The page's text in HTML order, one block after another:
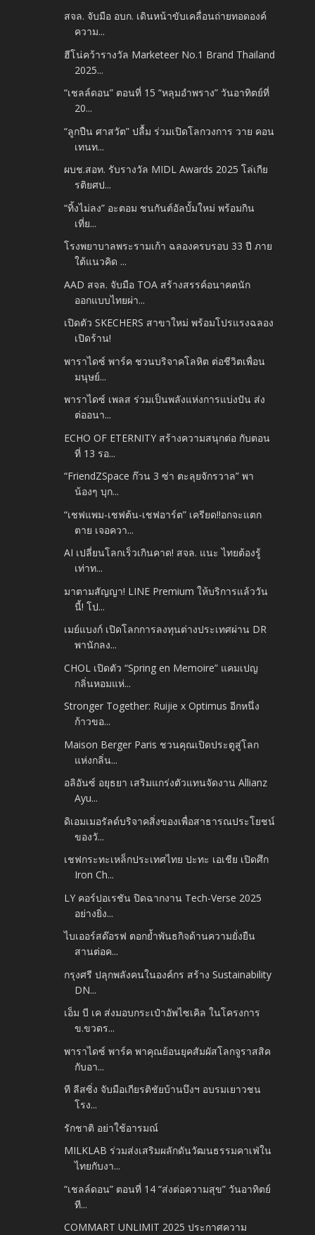
สจล. จับมือ อบก. เดินหน้าขับเคลื่อนถ่ายทอดองค์
ความ...
ฮีโน่คว้ารางวัล Marketeer No.1 Brand Thailand
2025...
“เชลล์ดอน” ตอนที่ 15 “หลุมอำพราง” วันอาทิตย์ที่
20...
“ลูกปืน ศาสวัต” ปลื้ม ร่วมเปิดโลกวงการ วาย คอน
เทนท...
ผบช.สอท. รับรางวัล MIDL Awards 2025 โล่เกีย
รติยศป...
“ทิ้งไม่ลง” อะตอม ชนกันต์อัลบั้มใหม่ พร้อมกิน
เที่ย...
โรงพยาบาลพระรามเก้า ฉลองครบรอบ 33 ปี ภาย
ใต้แนวคิด ...
AAD สจล. จับมือ TOA สร้างสรรค์อนาคตนัก
ออกแบบไทยผ่า...
เปิดตัว SKECHERS สาขาใหม่ พร้อมโปรแรงฉลอง
เปิดร้าน!
พาราไดซ์ พาร์ค ชวนบริจาคโลหิต ต่อชีวิตเพื่อน
มนุษย์...
พาราไดซ์ เพลส ร่วมเป็นพลังแห่งการแบ่งปัน ส่ง
ต่ออนา...
ECHO OF ETERNITY สร้างความสนุกต่อ กับตอน
ที่ 13 รอ...
“FriendZSpace ก๊วน 3 ซ่า ตะลุยจักรวาล” พา
น้องๆ บุก...
“เชฟแพม-เชฟต้น-เชฟอาร์ต” เครียด!!อกจะแตก
ตาย เจอควา...
AI เปลี่ยนโลกเร็วเกินคาด! สจล. แนะ ไทยต้องรู้
เท่าท...
มาตามสัญญา! LINE Premium ให้บริการแล้ววัน
นี้! โป...
เมย์แบงก์ เปิดโลกการลงทุนต่างประเทศผ่าน DR
พานักลง...
CHOL เปิดตัว “Spring en Memoire” แคมเปญ
กลิ่นหอมแห่...
Stronger Together: Ruijie x Optimus อีกหนึ่ง
ก้าวขอ...
Maison Berger Paris ชวนคุณเปิดประตูสู่โลก
แห่งกลิ่น...
อลิอันซ์ อยุธยา เสริมแกร่งตัวแทนจัดงาน Allianz
Ayu...
ดิเอมเมอรัลด์บริจาคสิ่งของเพื่อสาธารณประโยชน์
ของวั...
เชฟกระทะเหล็กประเทศไทย ปะทะ เอเชีย เปิดศึก
Iron Ch...
LY คอร์ปอเรชัน ปิดฉากงาน Tech-Verse 2025
อย่างยิ่ง...
ไบเออร์สด๊อรฟ ตอกย้ำพันธกิจด้านความยั่งยืน
สานต่อค...
กรุงศรี ปลุกพลังคนในองค์กร สร้าง Sustainability
DN...
เอ็ม บี เค ส่งมอบกระเป๋าอัพไซเคิล ในโครงการ
ข.ขวดร...
พาราไดซ์ พาร์ค พาคุณย้อนยุคสัมผัสโลกจูราสสิค
กับอา...
ที ลีสซิ่ง จับมือเกียรติชัยบ้านบึงฯ อบรมเยาวชน
โรง...
รักชาติ อย่าใช้อารมณ์
MILKLAB ร่วมส่งเสริมผลักดันวัฒนธรรมคาเฟ่ใน
ไทยกับงา...
“เชลล์ดอน” ตอนที่ 14 “ส่งต่อความสุข” วันอาทิตย์
ที...
COMMART UNLIMIT 2025 ประกาศความ